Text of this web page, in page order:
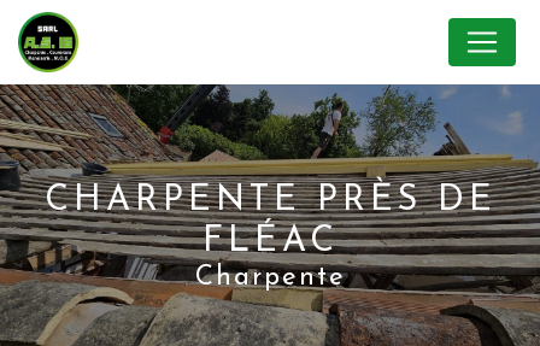
CHARPENTE PRÈS DE
FLÉAC
Charpente
Panneau de gestion des cookies